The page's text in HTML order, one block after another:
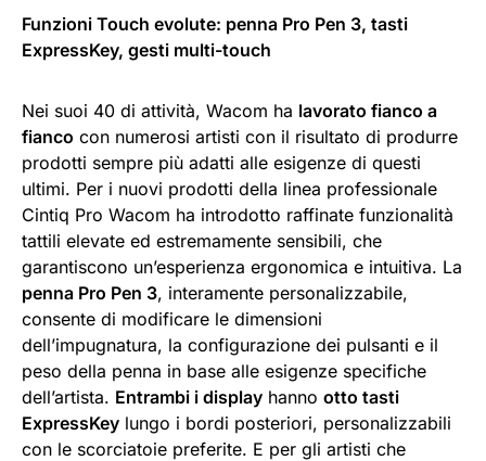
Funzioni Touch evolute: penna Pro Pen 3, tasti
ExpressKey, gesti multi-touch
Nei suoi 40 di attività, Wacom ha lavorato fianco a
fianco con numerosi artisti con il risultato di produrre
prodotti sempre più adatti alle esigenze di questi
ultimi. Per i nuovi prodotti della linea professionale
Cintiq Pro Wacom ha introdotto raffinate funzionalità
tattili elevate ed estremamente sensibili, che
garantiscono un’esperienza ergonomica e intuitiva. La
penna Pro Pen 3, interamente personalizzabile,
consente di modificare le dimensioni
dell’impugnatura, la configurazione dei pulsanti e il
peso della penna in base alle esigenze specifiche
dell’artista. Entrambi i display hanno otto tasti
ExpressKey lungo i bordi posteriori, personalizzabili
con le scorciatoie preferite. E per gli artisti che